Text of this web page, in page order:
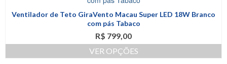
produto
As
opções
podem
ser
escolhidas
Ventilador de Teto GiraVento Macau Super LED 18W Branco
com pás Tabaco
R$ 799,00
VER OPÇÕES